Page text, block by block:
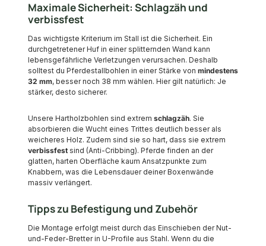
Maximale Sicherheit: Schlagzäh und
verbissfest
Das wichtigste Kriterium im Stall ist die Sicherheit. Ein
durchgetretener Huf in einer splitternden Wand kann
lebensgefährliche Verletzungen verursachen. Deshalb
solltest du Pferdestallbohlen in einer Stärke von mindestens
32 mm, besser noch 38 mm wählen. Hier gilt natürlich: Je
stärker, desto sicherer.
Unsere Hartholzbohlen sind extrem schlagzäh. Sie
absorbieren die Wucht eines Trittes deutlich besser als
weicheres Holz. Zudem sind sie so hart, dass sie extrem
verbissfest sind (Anti-Cribbing). Pferde finden an der
glatten, harten Oberfläche kaum Ansatzpunkte zum
Knabbern, was die Lebensdauer deiner Boxenwände
massiv verlängert.
Tipps zu Befestigung und Zubehör
Die Montage erfolgt meist durch das Einschieben der Nut-
und-Feder-Bretter in U-Profile aus Stahl. Wenn du die